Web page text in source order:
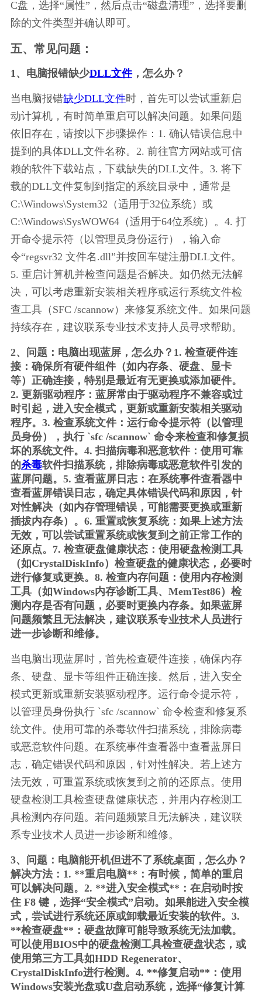
C盘，选择“属性”，然后点击“磁盘清理”，选择要删
除的文件类型并确认即可。
五、常见问题：
1、电脑报错缺少DLL文件，怎么办？
当电脑报错缺少DLL文件时，首先可以尝试重新启
动计算机，有时简单重启可以解决问题。如果问题
依旧存在，请按以下步骤操作：1. 确认错误信息中
提到的具体DLL文件名称。2. 前往官方网站或可信
赖的软件下载站点，下载缺失的DLL文件。3. 将下
载的DLL文件复制到指定的系统目录中，通常是
C:\Windows\System32（适用于32位系统）或
C:\Windows\SysWOW64（适用于64位系统）。4. 打
开命令提示符（以管理员身份运行），输入命
令“regsvr32 文件名.dll”并按回车键注册DLL文件。
5. 重启计算机并检查问题是否解决。如仍然无法解
决，可以考虑重新安装相关程序或运行系统文件检
查工具（SFC /scannow）来修复系统文件。如果问题
持续存在，建议联系专业技术支持人员寻求帮助。
2、问题：电脑出现蓝屏，怎么办？1. 检查硬件连
接：确保所有硬件组件（如内存条、硬盘、显卡
等）正确连接，特别是最近有无更换或添加硬件。
2. 更新驱动程序：蓝屏常由于驱动程序不兼容或过
时引起，进入安全模式，更新或重新安装相关驱动
程序。3. 检查系统文件：运行命令提示符（以管理
员身份），执行 `sfc /scannow` 命令来检查和修复损
坏的系统文件。4. 扫描病毒和恶意软件：使用可靠
的杀毒软件扫描系统，排除病毒或恶意软件引发的
蓝屏问题。5. 查看蓝屏日志：在系统事件查看器中
查看蓝屏错误日志，确定具体错误代码和原因，针
对性解决（如内存管理错误，可能需要更换或重新
插拔内存条）。6. 重置或恢复系统：如果上述方法
无效，可以尝试重置系统或恢复到之前正常工作的
还原点。7. 检查硬盘健康状态：使用硬盘检测工具
（如CrystalDiskInfo）检查硬盘的健康状态，必要时
进行修复或更换。8. 检查内存问题：使用内存检测
工具（如Windows内存诊断工具、MemTest86）检
测内存是否有问题，必要时更换内存条。如果蓝屏
问题频繁且无法解决，建议联系专业技术人员进行
进一步诊断和维修。
当电脑出现蓝屏时，首先检查硬件连接，确保内存
条、硬盘、显卡等组件正确连接。然后，进入安全
模式更新或重新安装驱动程序。运行命令提示符，
以管理员身份执行 `sfc /scannow` 命令检查和修复系
统文件。使用可靠的杀毒软件扫描系统，排除病毒
或恶意软件问题。在系统事件查看器中查看蓝屏日
志，确定错误代码和原因，针对性解决。若上述方
法无效，可重置系统或恢复到之前的还原点。使用
硬盘检测工具检查硬盘健康状态，并用内存检测工
具检测内存问题。若问题频繁且无法解决，建议联
系专业技术人员进一步诊断和维修。
3、问题：电脑能开机但进不了系统桌面，怎么办？
解决方法：1. **重启电脑**：有时候，简单的重启
可以解决问题。2. **进入安全模式**：在启动时按
住 F8 键，选择“安全模式”启动。如果能进入安全模
式，尝试进行系统还原或卸载最近安装的软件。3.
**检查硬盘**：硬盘故障可能导致系统无法加载。
可以使用BIOS中的硬盘检测工具检查硬盘状态，或
使用第三方工具如HDD Regenerator、
CrystalDiskInfo进行检测。4. **修复启动**：使用
Windows安装光盘或U盘启动系统，选择“修复计算